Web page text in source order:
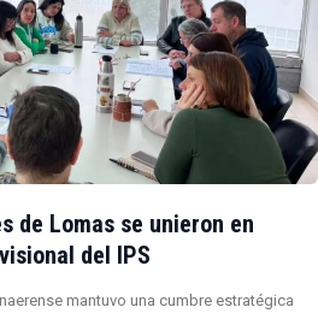
de Lomas se unieron en
del IPS
mantuvo una cumbre estratégica